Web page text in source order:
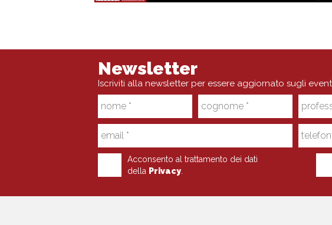
Newsletter
Iscriviti alla newsletter per essere aggiornato sugli
Acconsento al trattamento dei dati
della Privacy